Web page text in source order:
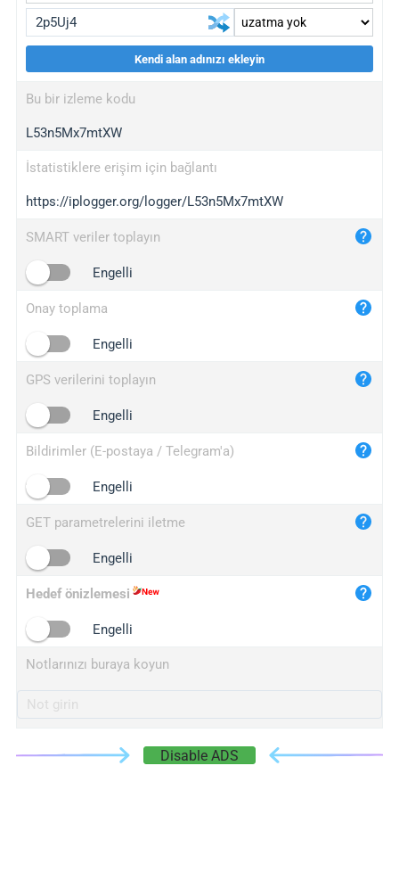
wl.gl
ed.tc
bc.ax
iplogger.com
maper.info
2no.co
yip.su
iplogger.info
Kendi alan adınızı ekleyin
Bu bir izleme kodu
L53n5Mx7mtXW
İstatistiklere erişim için bağlantı
https://iplogger.org/logger/L53n5Mx7mtXW
SMART veriler toplayın
Engelli
Onay toplama
Engelli
GPS verilerini toplayın
Engelli
Bildirimler (E-postaya / Telegram'a)
Engelli
GET parametrelerini iletme
Engelli
Hedef önizlemesi
Engelli
Notlarınızı buraya koyun
Disable ADS